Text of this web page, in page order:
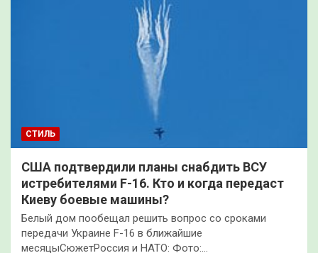
СТИЛЬ
США подтвердили планы снабдить ВСУ
истребителями F-16. Кто и когда передаст
Киеву боевые машины?
Белый дом пообещал решить вопрос со сроками
передачи Украине F-16 в ближайшие
месяцыСюжетРоссия и НАТО: Фото:…